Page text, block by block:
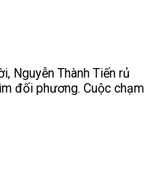
Nguyễn Thành Tiến rủ
đối phương. Cuộc chạm